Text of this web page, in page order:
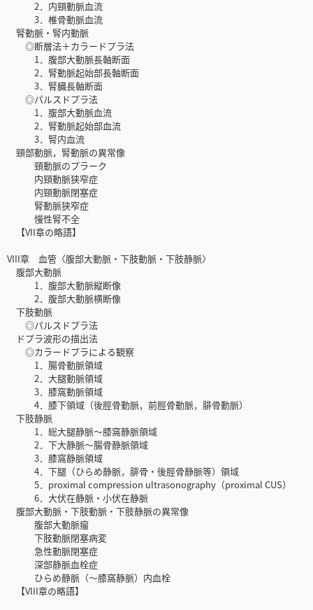
2．内頸動脈血流
3．椎骨動脈血流
腎動脈・腎内動脈
◎断層法＋カラードプラ法
1．腹部大動脈長軸断面
2．腎動脈起始部長軸断面
3．腎臓長軸断面
◎パルスドプラ法
1．腹部大動脈血流
2．腎動脈起始部血流
3．腎内血流
頸部動脈，腎動脈の異常像
頸動脈のプラーク
内頸動脈狭窄症
内頸動脈閉塞症
腎動脈狭窄症
慢性腎不全
【VII章の略語】
VIII章 血管〈腹部大動脈・下肢動脈・下肢静脈〉
腹部大動脈
1．腹部大動脈縦断像
2．腹部大動脈横断像
下肢動脈
◎パルスドプラ法
ドプラ波形の描出法
◎カラードプラによる観察
1．腸骨動脈領域
2．大腿動脈領域
3．膝窩動脈領域
4．膝下領域（後脛骨動脈，前脛骨動脈，腓骨動脈）
下肢静脈
1．総大腿静脈～膝窩静脈領域
2．下大静脈～腸骨静脈領域
3．膝窩静脈領域
4．下腿（ひらめ静脈，腓骨・後脛骨静脈等）領域
5．proximal compression ultrasonography（proximal CUS）
6．大伏在静脈・小伏在静脈
腹部大動脈・下肢動脈・下肢静脈の異常像
腹部大動脈瘤
下肢動脈閉塞病変
急性動脈閉塞症
深部静脈血栓症
ひらめ静脈（～膝窩静脈）内血栓
【VIII章の略語】